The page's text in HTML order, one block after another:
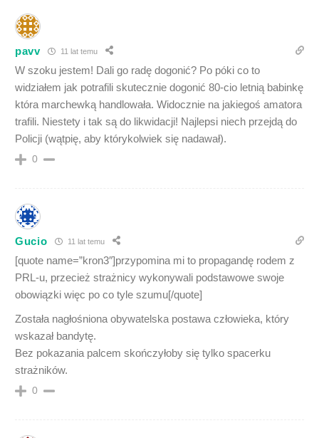
pavv 11 lat temu
W szoku jestem! Dali go radę dogonić? Po póki co to
widziałem jak potrafili skutecznie dogonić 80-cio letnią babinkę
która marchewką handlowała. Widocznie na jakiegoś amatora
trafili. Niestety i tak są do likwidacji! Najlepsi niech przejdą do
Policji (wątpię, aby którykolwiek się nadawał).
0
Gucio 11 lat temu
[quote name=”kron3″]przypomina mi to propagandę rodem z
PRL-u, przecież strażnicy wykonywali podstawowe swoje
obowiązki więc po co tyle szumu[/quote]
Została nagłośniona obywatelska postawa człowieka, który
wskazał bandytę.
Bez pokazania palcem skończyłoby się tylko spacerku
strażników.
0